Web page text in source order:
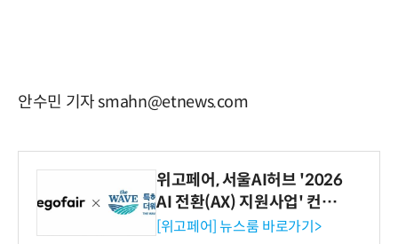
안수민 기자 smahn@etnews.com
위고페어, 서울AI허브 '2026
AI 전환(AX) 지원사업' 컨소
시엄 선정
[위고페어] 뉴스룸 바로가기>